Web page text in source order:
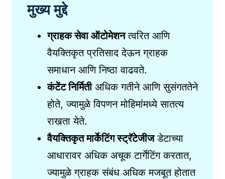
मुख्य मुद्दे
ग्राहक सेवा ऑटोमेशनत्वरित आणि
वैयक्तिकृत प्रतिसाद देऊन ग्राहक
समाधान आणि निष्ठा वाढवते.
कंटेंट निर्मितीअधिक गतीने आणि सुसंगततेने
होते, ज्यामुळे विपणन मोहिमांमध्ये सातत्य
राखता येते.
वैयक्तिकृत मार्केटिंग स्ट्रॅटेजीजडेटाच्या
आधारावर अधिक अचूक टार्गेटिंग करतात,
ज्यामुळे ग्राहक संबंध अधिक मजबूत होतात